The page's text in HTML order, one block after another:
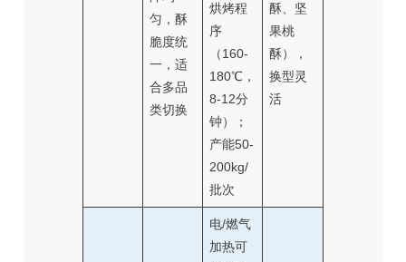
匀，酥
脆度统
一，适
合多品
类切换
烘烤程
序
（160-
180℃，
8-12分
钟）；
产能50-
200kg/
批次
酥、坚
果桃
酥），
换型灵
活
电/燃气
加热可